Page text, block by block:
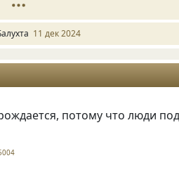
11 дек 2024
потому что люди